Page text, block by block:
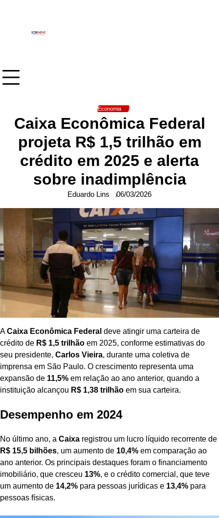
Economia
Caixa Econômica Federal
projeta R$ 1,5 trilhão em
crédito em 2025 e alerta
sobre inadimplência
Eduardo Lins 06/03/2026
ACaixa Econômica Federal deve atingir uma carteira de
crédito de R$ 1,5 trilhão em 2025, conforme estimativas do
seu presidente, Carlos Vieira, durante uma coletiva de
imprensa em São Paulo. O crescimento representa uma
expansão de 11,5% em relação ao ano anterior, quando a
instituição alcançou R$ 1,38 trilhão em sua carteira.
Desempenho em 2024
No último ano, a Caixa registrou um lucro líquido recorrente de
R$ 15,5 bilhões, um aumento de 10,4% em comparação ao
ano anterior. Os principais destaques foram o financiamento
imobiliário, que cresceu 13%, e o crédito comercial, que teve
um aumento de 14,2% para pessoas jurídicas e 13,4% para
pessoas físicas.